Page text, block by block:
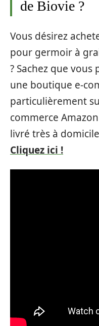
de Biovie ?
Vous désirez
pour germoir à
? Sachez que
une boutique e-
particulièrement
commerce
livré très à
Cliquez ici !